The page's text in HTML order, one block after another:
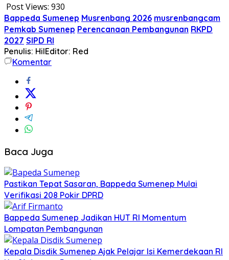
Post Views: 930
Bappeda Sumenep Musrenbang 2026 musrenbangcam
Pemkab Sumenep Perencanaan Pembangunan RKPD
2027 SIPD RI
Penulis: HilEditor: Red
Komentar
Baca Juga
Pastikan Tepat Sasaran, Bappeda Sumenep Mulai
Verifikasi 208 Pokir DPRD
Bappeda Sumenep Jadikan HUT RI Momentum
Lompatan Pembangunan
Kepala Disdik Sumenep Ajak Pelajar Isi Kemerdekaan RI